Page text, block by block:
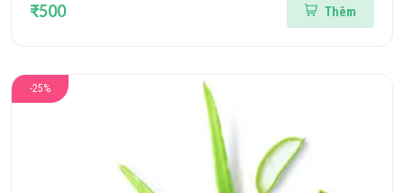
₹500 Thêm
-25%